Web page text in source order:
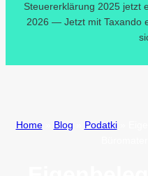
Steuererklärung 2025 jetzt
2026 — Jetzt mit Taxando
Home» Blog Podatki»